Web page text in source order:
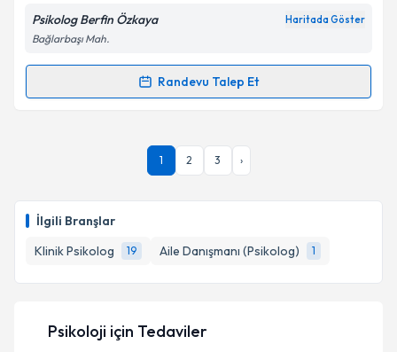
İlgili Branşlar
Klinik Psikolog
19 Aile Danışmanı (Psikolog) 1
Kişisel verilerimin işlenmesine ilişkin
Metni'ni okudum ve kişisel verilerimin belirtilen
kapsamda işlenmesini kabul ediyorum.
Psikolog Berfin Özkaya Haritada Göster
Bağlarbaşı Mah.
Randevu Talep Et
Randevu Takvimi Talebi
Psk. Berfin Özkaya için randevu takvimi talebi
oluşturun. Size bu uzmandan randevu almanız için bir
E-posta Adresiniz
Metni'ni okudum ve kişisel verilerimin belirtilen
kapsamda işlenmesini kabul ediyorum.
1 2 3 ›
Psikoloji için Tedaviler